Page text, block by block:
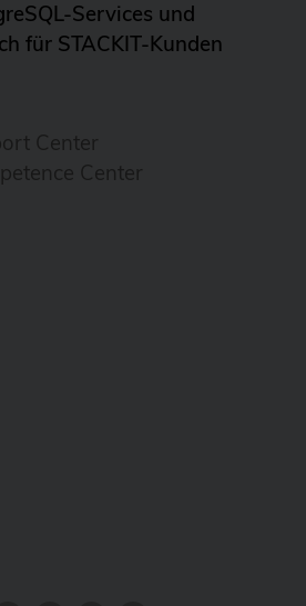
Management
Camp
Services und
für STACKIT-Kunden
Center
Center